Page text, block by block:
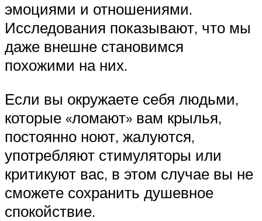
эмоциями и отношениями.
Исследования показывают, что мы
даже внешне становимся
похожими на них.
Если вы окружаете себя людьми,
которые «ломают» вам крылья,
постоянно ноют, жалуются,
употребляют стимуляторы или
критикуют вас, в этом случае вы не
сможете сохранить душевное
спокойствие.